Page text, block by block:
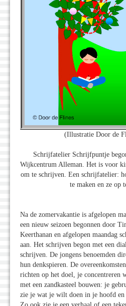
(Illustratie Door de
Schrijfatelier Schrijfpuntje
Wijkcentrum Alleman. Het is voor
om te schrijven. Een schrijfatelier:
te maken en ze op
Na de zomervakantie is afgelopen
een nieuw seizoen begonnen door
Keerthanan en afgelopen maandag
aan. Het schrijven begon met een
schrijven. De jongens benoemden
hun denkspieren. De
richten op het doel, je concentreren
met een zandkasteel bouwen: je
zie je wat je wilt doen in je hoofd en